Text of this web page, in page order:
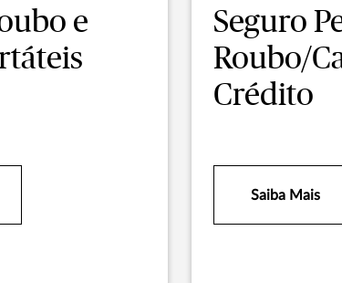
e
Seguro
Roubo/
Crédito
Saiba Mais